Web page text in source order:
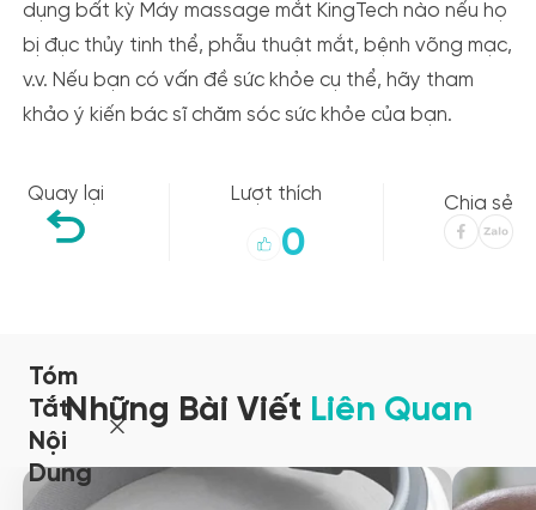
dụng bất kỳ Máy massage mắt KingTech nào nếu họ
bị đục thủy tinh thể, phẫu thuật mắt, bệnh võng mạc,
v.v. Nếu bạn có vấn đề sức khỏe cụ thể, hãy tham
khảo ý kiến ​​bác sĩ chăm sóc sức khỏe của bạn.
Quay lại Lượt thích
0
Chia sẻ
Tóm
Tắt
Nội
Dung
Những Bài Viết Liên Quan